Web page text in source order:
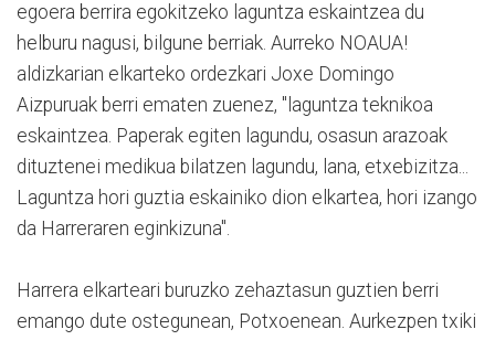
egoera berrira egokitzeko laguntza eskaintzea du
helburu nagusi, bilgune berriak. Aurreko NOAUA!
aldizkarian elkarteko ordezkari Joxe Domingo
Aizpuruak berri ematen zuenez, "laguntza teknikoa
eskaintzea. Paperak egiten lagundu, osasun arazoak
dituztenei medikua bilatzen lagundu, lana, etxebizitza...
Laguntza hori guztia eskainiko dion elkartea, hori izango
da Harreraren eginkizuna".
Harrera elkarteari buruzko zehaztasun guztien berri
emango dute ostegunean, Potxoenean. Aurkezpen txiki